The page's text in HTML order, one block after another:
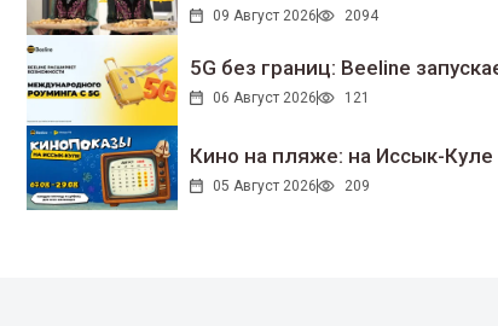
09 Август 2026 2094
5G без границ: Beeline
06 Август 2026 121
Кино на пляже: на Иссык-
05 Август 2026 209